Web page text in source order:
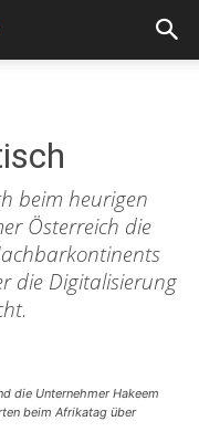
beim heurigen
Österreich die
die Digitalisierung
die Unternehmer Hakeem
beim Afrikatag über